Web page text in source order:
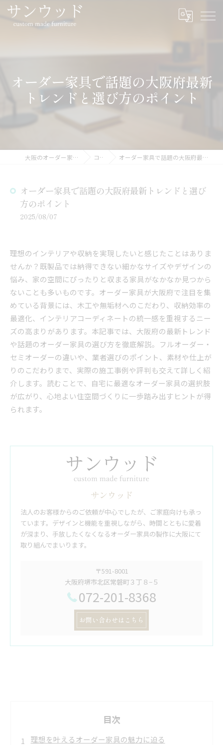
オーダー家具で話題の大阪府最新
トレンドと選び方のポイント
大阪のオーダー家具ならサンウッド コラム オーダー家具で話題の大阪府最新トレンドと選び方のポイント
オーダー家具で話題の大阪府最新トレンドと選び
方のポイント
2025/08/07
理想のインテリアや収納を実現したいと感じたことはありま
せんか？既製品では納得できない細かなサイズやデザインの
悩み、家の空間にぴったりと収まる家具がなかなか見つから
ないことも多いものです。オーダー家具が大阪府で注目を集
めている背景には、木工や無垢材へのこだわり、収納効率の
最適化、インテリアコーディネートの統一感を重視するニー
ズの高まりがあります。本記事では、大阪府の最新トレンド
や話題のオーダー家具の選び方を徹底解説。フルオーダー・
セミオーダーの違いや、業者選びのポイント、素材や仕上が
りのこだわりまで、実際の施工事例や評判も交えて詳しく紹
介します。読むことで、自宅に最適なオーダー家具の選択肢
が広がり、心地よい住空間づくりに一歩踏み出すヒントが得
られます。
サンウッド
法人のお客様からのご依頼が中心でしたが、ご家庭向けも承っ
ています。デザインと機能を重視しながら、時間とともに愛着
が深まり、手放したくなくなるオーダー家具の製作に大阪にて
取り組んでまいります。
〒591-8001
大阪府堺市北区常磐町３丁８−５
072-201-8368
お問い合わせはこちら
目次
理想を叶えるオーダー家具の魅力に迫る